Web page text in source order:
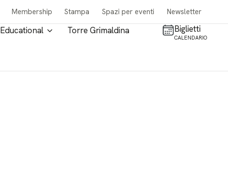
Membership Stampa Spazi per eventi Newsletter
Educational Torre Grimaldina Biglietti
CALENDARIO